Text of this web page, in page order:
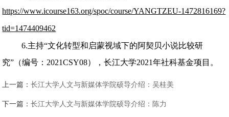
https://www.icourse163.org/spoc/course/YANGTZEU-1472816169?
tid=1474409462
6.主持“文化转型和启蒙视域下的阿契贝小说比较研
究”（编号：2021CSY08），长江大学2021年社科基金项目。
上一篇：长江大学人文与新媒体学院硕导介绍：吴桂美
下一篇：长江大学人文与新媒体学院硕导介绍：陈力